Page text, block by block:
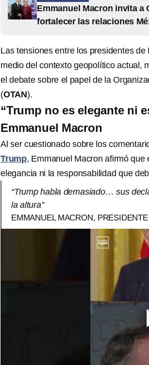
Emmanuel Macron invita a
fortalecer las relaciones
Las tensiones entre los presidentes
medio del contexto geopolítico actual,
el debate sobre el papel de la
(OTAN).
“Trump no es elegante ni
Emmanuel Macron
Al ser cuestionado sobre los
Trump, Emmanuel Macron afirmó
elegancia ni la responsabilidad que
“Trump habla demasiado… sus
la altura”
EMMANUEL MACRON,